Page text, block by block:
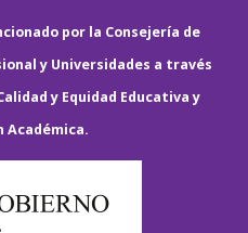
por la Consejería de
y Universidades a través
y Equidad Educativa y
Académica.